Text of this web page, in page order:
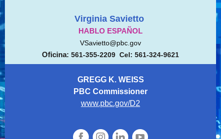
Virginia Savietto
HABLO ESPAÑOL
VSavietto@pbc .gov
Oficina: 561-355-2209 Cel: 561-324-9621
GREGG K. WEISS
PBC Commissioner
www.pbc.gov/D2